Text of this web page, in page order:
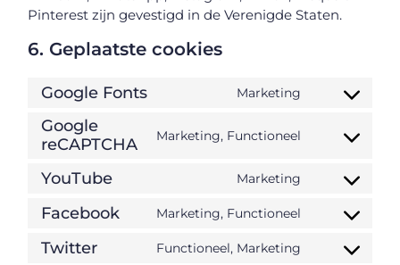
Pinterest zijn gevestigd in de Verenigde Staten.
6. Geplaatste cookies
Google Fonts Marketing
Google
reCAPTCHA
Marketing, Functioneel
YouTube Marketing
Facebook Marketing, Functioneel
Twitter Functioneel, Marketing